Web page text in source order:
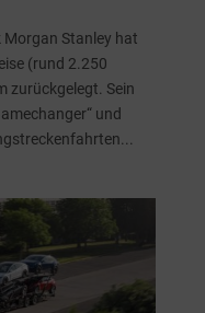
Morgan Stanley hat
(rund 2.250
zurückgelegt. Sein
und